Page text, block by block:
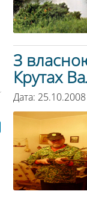
З
Крутах
Дата: